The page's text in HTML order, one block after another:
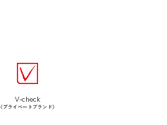
V-check
（プライベートブランド）